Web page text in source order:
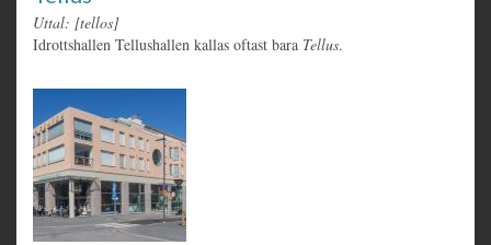
Uttal: [tellos]
Idrottshallen Tellushallen kallas oftast bara Tellus.